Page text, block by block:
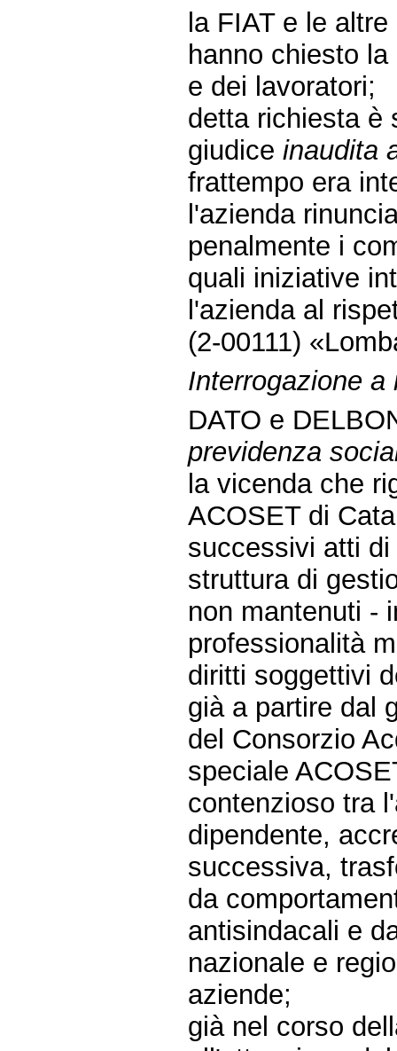
la FIAT e le
hanno chiesto
e dei lavoratori;
detta richiesta è
giudiceinaudita
frattempo era
l'azienda
penalmente i
quali iniziative
l'azienda al
(2-00111)
Interrogazione
DATO e
previdenza
la vicenda che
ACOSET di
successivi atti
struttura di
non mantenuti -
professionalità
diritti soggettivi
già a partire dal
del Consorzio
speciale
contenzioso tra
dipendente,
successiva,
da
antisindacali e
nazionale e
aziende;
già nel corso